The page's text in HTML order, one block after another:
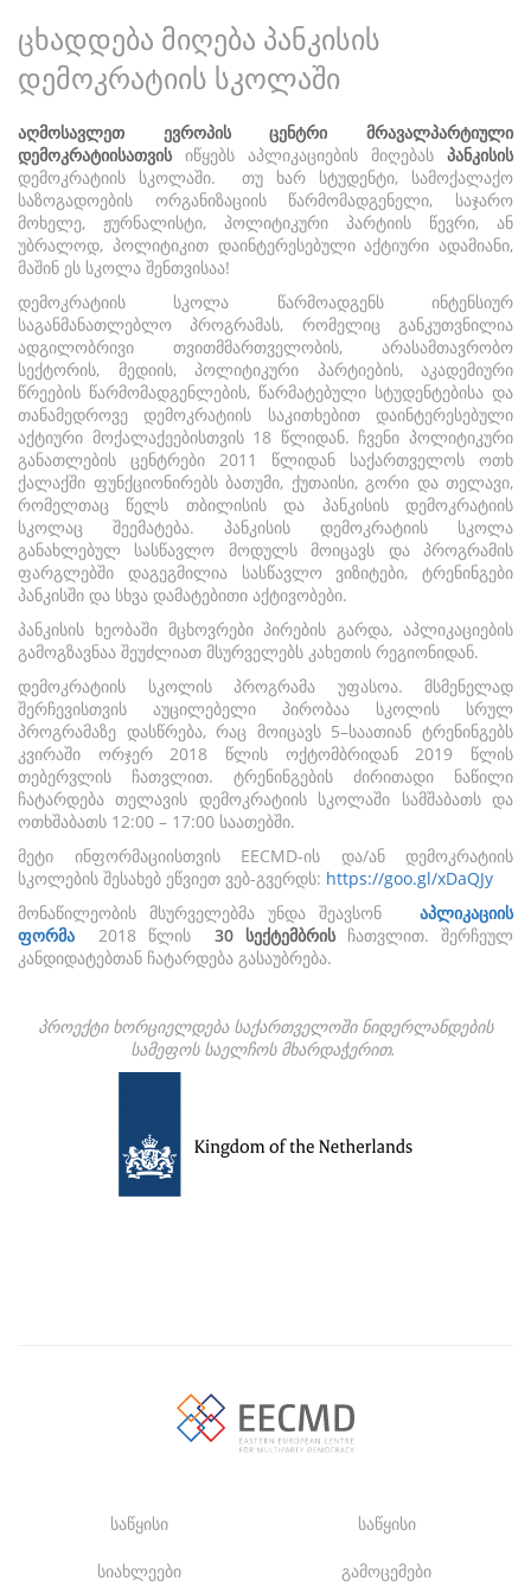
ცხადდება მიღება პანკისის
დემოკრატიის სკოლაში
აღმოსავლეთ ევროპის ცენტრი მრავალპარტიული
დემოკრატიისათვისიწყებს აპლიკაციების მიღებას პანკისის
დემოკრატიის სკოლაში. თუ ხარ სტუდენტი, სამოქალაქო
საზოგადოების ორგანიზაციის წარმომადგენელი, საჯარო
მოხელე, ჟურნალისტი, პოლიტიკური პარტიის წევრი, ან
უბრალოდ, პოლიტიკით დაინტერესებული აქტიური ადამიანი,
მაშინ ეს სკოლა შენთვისაა!
დემოკრატიის სკოლა წარმოადგენს ინტენსიურ
საგანმანათლებლო პროგრამას, რომელიც განკუთვნილია
ადგილობრივი თვითმმართველობის, არასამთავრობო
სექტორის, მედიის, პოლიტიკური პარტიების, აკადემიური
წრეების წარმომადგენლების, წარმატებული სტუდენტებისა და
თანამედროვე დემოკრატიის საკითხებით დაინტერესებული
აქტიური მოქალაქეებისთვის 18 წლიდან. ჩვენი პოლიტიკური
განათლების ცენტრები 2011 წლიდან საქართველოს ოთხ
ქალაქში ფუნქციონირებს ბათუმი, ქუთაისი, გორი და თელავი,
რომელთაც წელს თბილისის და პანკისის დემოკრატიის
სკოლაც შეემატება. პანკისის დემოკრატიის სკოლა
განახლებულ სასწავლო მოდულს მოიცავს და პროგრამის
ფარგლებში დაგეგმილია სასწავლო ვიზიტები, ტრენინგები
პანკისში და სხვა დამატებითი აქტივობები.
პანკისის ხეობაში მცხოვრები პირების გარდა, აპლიკაციების
გამოგზავნაა შეუძლიათ მსურველებს კახეთის რეგიონიდან.
დემოკრატიის სკოლის პროგრამა უფასოა. მსმენელად
შერჩევისთვის აუცილებელი პირობაა სკოლის სრულ
პროგრამაზე დასწრება, რაც მოიცავს 5–საათიან ტრენინგებს
კვირაში ორჯერ 2018 წლის ოქტომბრიდან 2019 წლის
თებერვლის ჩათვლით. ტრენინგების ძირითადი ნაწილი
ჩატარდება თელავის დემოკრატიის სკოლაში სამშაბათს და
ოთხშაბათს 12:00 – 17:00 საათებში.
მეტი ინფორმაციისთვის EECMD-ის და/ან დემოკრატიის
სკოლების შესახებ ეწვიეთ ვებ-გვერდს: https://goo.gl/xDaQJy
მონაწილეობის მსურველებმა უნდა შეავსონ
აპლიკაციის
ფორმა
2018 წლის 30 სექტემბრისჩათვლით. შერჩეულ
კანდიდატებთან ჩატარდება გასაუბრება.
პროექტი ხორციელდება საქართველოში ნიდერლანდების
სამეფოს საელჩოს მხარდაჭერით.
საწყისი საწყისი
სიახლეები გამოცემები